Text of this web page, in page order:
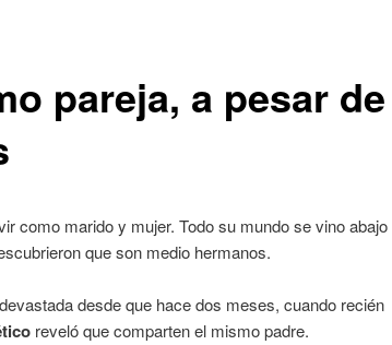
pareja, a pesar de
como marido y mujer. Todo su mundo se vino abajo
que son medio hermanos.
desde que hace dos meses, cuando recién
reveló que comparten el mismo padre.